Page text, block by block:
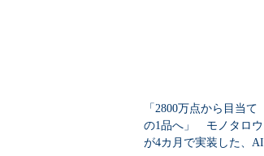
「2800万点から目当て
の1品へ」 モノタロウ
が4カ月で実装した、AI